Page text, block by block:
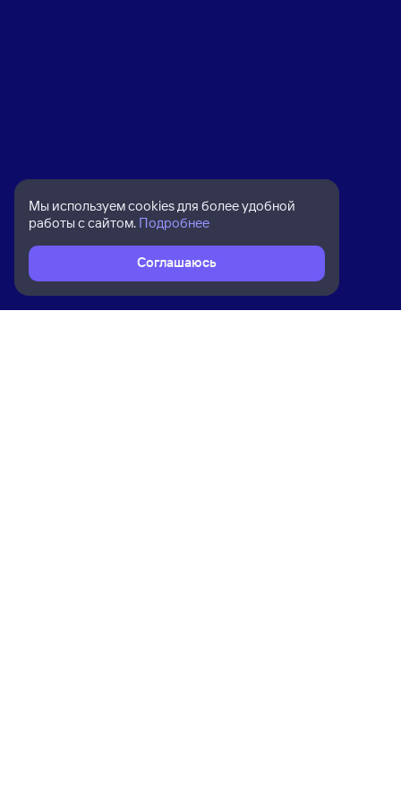
Мы используем cookies для более удобной
работы с сайтом. Подробнее
Соглашаюсь